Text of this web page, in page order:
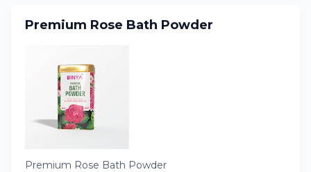
Premium Rose Bath Powder
Premium Rose Bath Powder